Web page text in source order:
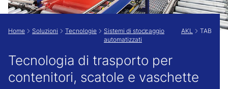
Home Soluzioni Tecnologie
Sistemi di stoccaggio
automatizzati
AKL TAB
Tecnologia di trasporto per
contenitori, scatole e vaschette